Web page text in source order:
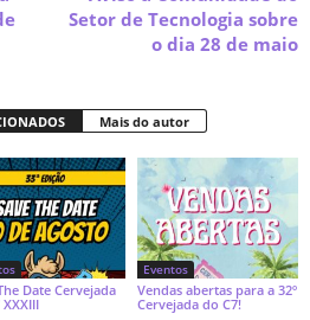
Setor de Tecnologia sobre
o dia 28 de maio
Mais do autor
Date Cervejada
Eventos
Vendas abertas para a 32º
Cervejada do C7!